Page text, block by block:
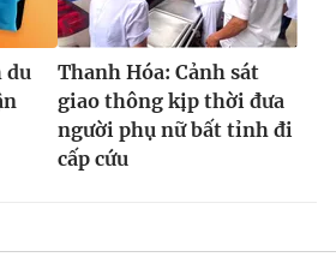
du
Thanh Hóa: Cảnh sát
giao thông kịp thời đưa
người phụ nữ bất tỉnh đi
cấp cứu